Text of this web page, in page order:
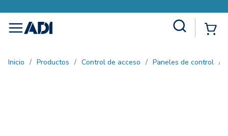
menu
Inicio / Productos / Control de acceso / Paneles de control /